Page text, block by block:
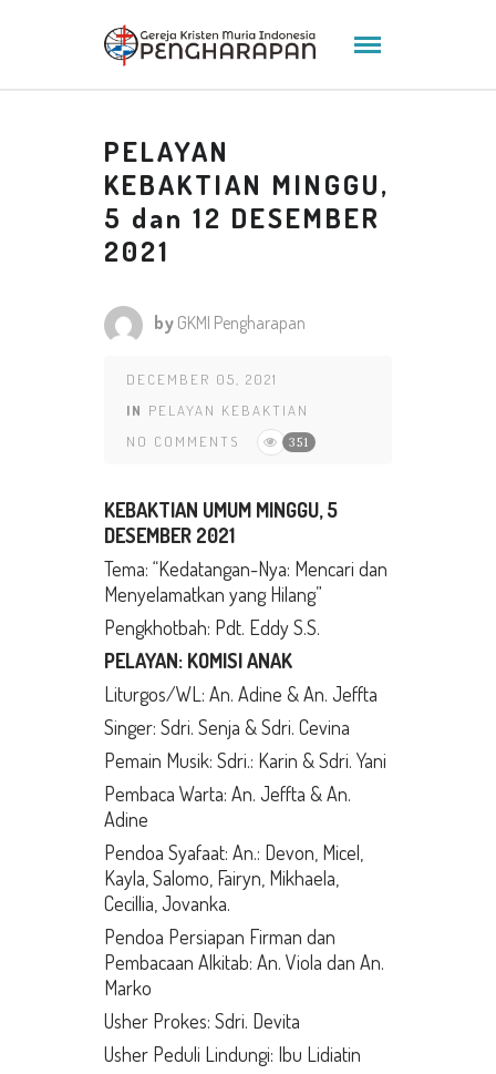
PELAYAN
KEBAKTIAN MINGGU,
5 dan 12 DESEMBER
2021
by GKMI Pengharapan
DECEMBER 05, 2021
IN PELAYAN KEBAKTIAN
NO COMMENTS
351
KEBAKTIAN UMUM MINGGU, 5
DESEMBER 2021
Tema: “Kedatangan-Nya: Mencari dan
Menyelamatkan yang Hilang”
Pengkhotbah: Pdt. Eddy S.S.
PELAYAN: KOMISI ANAK
Liturgos/WL: An. Adine & An. Jeffta
Singer: Sdri. Senja & Sdri. Cevina
Pemain Musik: Sdri.: Karin & Sdri. Yani
Pembaca Warta: An. Jeffta & An.
Adine
Pendoa Syafaat: An.: Devon, Micel,
Kayla, Salomo, Fairyn, Mikhaela,
Cecillia, Jovanka.
Pendoa Persiapan Firman dan
Pembacaan Alkitab: An. Viola dan An.
Marko
Usher Prokes: Sdri. Devita
Usher Peduli Lindungi: Ibu Lidiatin